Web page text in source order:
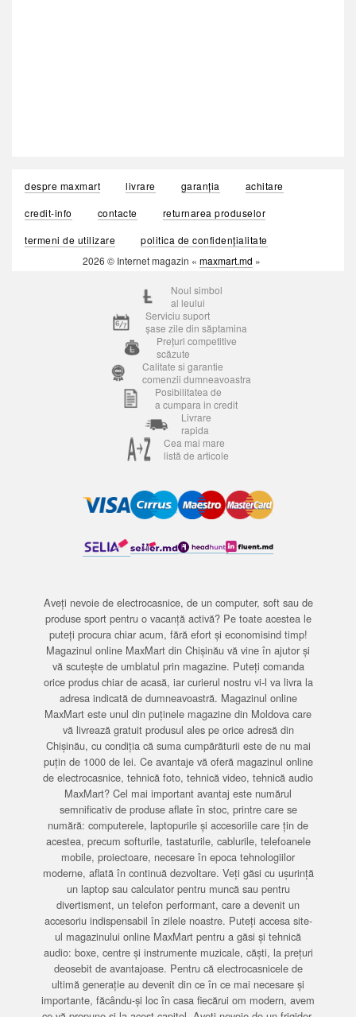
despre maxmart livrare garanția
achitare
credit-info
contacte
returnarea produselor
termeni de utilizare
politica de confidențialitate
2026 © Internet magazin « maxmart.md »
Noul simbol
al leului
Serviciu suport
șase zile din săptamina
Prețuri competitive
scăzute
Calitate si garantie
comenzii dumneavoastra
Posibilitatea de
a cumpara in credit
Livrare
rapida
Cea mai mare
listă de articole
Aveți nevoie de electrocasnice, de un computer, soft sau de
produse sport pentru o vacanță activă? Pe toate acestea le
puteți procura chiar acum, fără efort și economisind timp!
Magazinul online MaxMart din Chișinău vă vine în ajutor și
vă scutește de umblatul prin magazine. Puteți comanda
orice produs chiar de acasă, iar curierul nostru vi-l va livra la
adresa indicată de dumneavoastră. Magazinul online
MaxMart este unul din puținele magazine din Moldova care
vă livrează gratuit produsul ales pe orice adresă din
Chișinău, cu condiția că suma cumpărăturii este de nu mai
puțin de 1000 de lei. Ce avantaje vă oferă magazinul online
de electrocasnice, tehnică foto, tehnică video, tehnică audio
MaxMart? Cel mai important avantaj este numărul
semnificativ de produse aflate în stoc, printre care se
numără: computerele, laptopurile și accesoriile care țin de
acestea, precum softurile, tastaturile, cablurile, telefoanele
mobile, proiectoare, necesare în epoca tehnologiilor
moderne, aflată în continuă dezvoltare. Veți găsi cu ușurință
un laptop sau calculator pentru muncă sau pentru
divertisment, un telefon performant, care a devenit un
accesoriu indispensabil în zilele noastre. Puteți accesa site-
ul magazinului online MaxMart pentru a găsi și tehnică
audio: boxe, centre și instrumente muzicale, căști, la prețuri
deosebit de avantajoase. Pentru că electrocasnicele de
ultimă generație au devenit din ce în ce mai necesare și
importante, făcându-și loc în casa fiecărui om modern, avem